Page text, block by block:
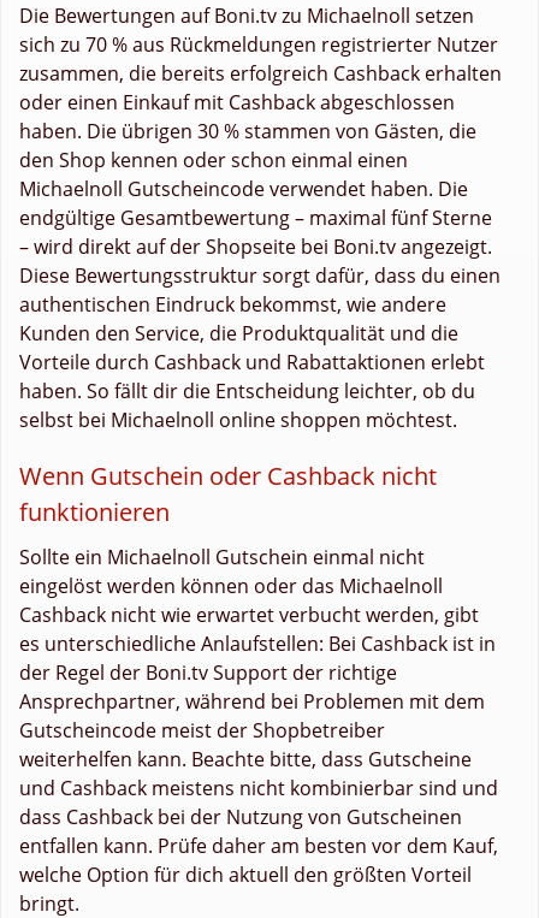
Die Bewertungen auf Boni.tv zu Michaelnoll setzen
sich zu 70 % aus Rückmeldungen registrierter Nutzer
zusammen, die bereits erfolgreich Cashback erhalten
oder einen Einkauf mit Cashback abgeschlossen
haben. Die übrigen 30 % stammen von Gästen, die
den Shop kennen oder schon einmal einen
Michaelnoll Gutscheincode verwendet haben. Die
endgültige Gesamtbewertung – maximal fünf Sterne
– wird direkt auf der Shopseite bei Boni.tv angezeigt.
Diese Bewertungsstruktur sorgt dafür, dass du einen
authentischen Eindruck bekommst, wie andere
Kunden den Service, die Produktqualität und die
Vorteile durch Cashback und Rabattaktionen erlebt
haben. So fällt dir die Entscheidung leichter, ob du
selbst bei Michaelnoll online shoppen möchtest.
Wenn Gutschein oder Cashback nicht
funktionieren
Sollte ein Michaelnoll Gutschein einmal nicht
eingelöst werden können oder das Michaelnoll
Cashback nicht wie erwartet verbucht werden, gibt
es unterschiedliche Anlaufstellen: Bei Cashback ist in
der Regel der Boni.tv Support der richtige
Ansprechpartner, während bei Problemen mit dem
Gutscheincode meist der Shopbetreiber
weiterhelfen kann. Beachte bitte, dass Gutscheine
und Cashback meistens nicht kombinierbar sind und
dass Cashback bei der Nutzung von Gutscheinen
entfallen kann. Prüfe daher am besten vor dem Kauf,
welche Option für dich aktuell den größten Vorteil
bringt.